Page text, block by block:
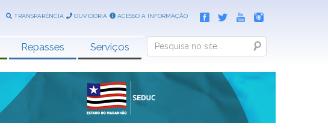
TRANSPARÊNCIA OUVIDORIA ACESSO A INFORMAÇÃO
Repasses Serviços Search